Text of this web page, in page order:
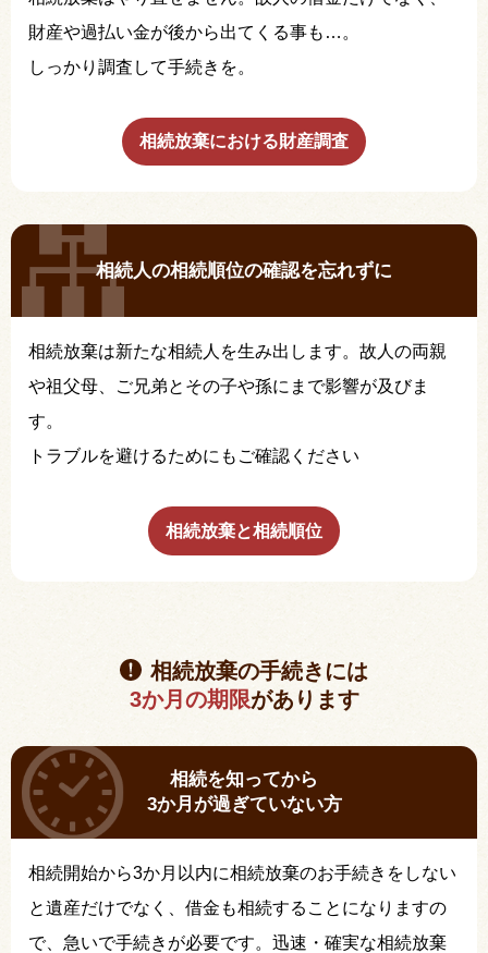
財産や過払い金が後から出てくる事も…。
しっかり調査して手続きを。
相続放棄における財産調査
相続人の相続順位の確認を忘れずに
相続放棄は新たな相続人を生み出します。故人の両親
や祖父母、ご兄弟とその子や孫にまで影響が及びま
す。
トラブルを避けるためにもご確認ください
相続放棄と相続順位
相続放棄の手続きには
3か月の期限があります
相続を知ってから
3か月が過ぎていない方
相続開始から3か月以内に相続放棄のお手続きをしない
と遺産だけでなく、借金も相続することになりますの
で、急いで手続きが必要です。迅速・確実な相続放棄